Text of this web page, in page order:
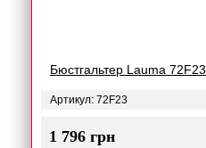
Бюстгальтер Lauma 72F23
Артикул: 72F23
1 796 грн